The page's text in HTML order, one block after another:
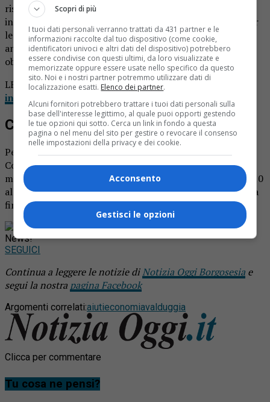
ristrutturazione o per l’acquisto di macchinari, per gli
interventi di risparmio energetico o marketing online, per
le spese di gestione come bollette, e per il primo anno
anche per gli effetti “non economici” quali le chiusure
obbligatorie.
LEGGI ANCHERotary Gattinara e alpini festeggiano
insieme il progetto di aiuti alla città
Come aderire
Per richiedere gli aiuti il bando è consultabile sul sito del
Comune di Valduggia o si possono ritirare i moduli in
municipio all’ufficio segreteria, da lunedì a venerdì dalle 10
alle 13. La scadenza per presentare la documentazione è a
fine settembre.
Rimani aggiornato seguendoci su Google
News!
SEGUICI
Continua a leggere le notizie diNotizia Oggi Borgosesia e
segui la nostra pagina Facebook
Argomenti correlati:aiutieconomiavalduggia
Clicca per commentare
Tu cosa ne pensi?
Scopri di più
I tuoi dati personali verranno trattati da 431 partner e le
informazioni raccolte dal tuo dispositivo (come cookie,
identificatori univoci e altri dati del dispositivo) potrebbero
essere condivise con questi ultimi, da loro visualizzate e
memorizzate oppure essere usate nello specifico da questo
sito. Noi e i nostri partner potremmo utilizzare dati di
localizzazione esatti. Elenco dei partner.
Alcuni fornitori potrebbero trattare i tuoi dati personali sulla
base dell'interesse legittimo, al quale puoi opporti gestendo
le tue opzioni qui sotto. Cerca un link in fondo a questa
pagina o nel menu del sito per gestire o revocare il consenso
nelle impostazioni della privacy e dei cookie.
Acconsento
Gestisci le opzioni